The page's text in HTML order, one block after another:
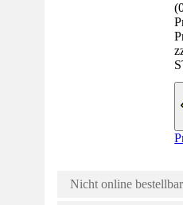
(
Nicht online bestellbar